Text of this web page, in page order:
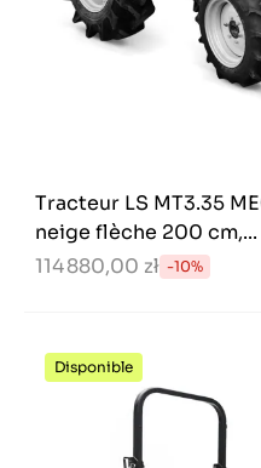
Tracteur LS MT3.35
neige flèche 200 cm,...
114 880,00 zł -10%
Disponible